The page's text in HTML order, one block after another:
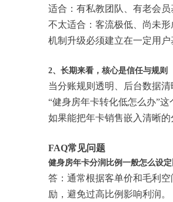
适合：有私教团队、有老会员
不太适合：客流极低、尚未形
机制升级必须建立在一定用户
2、长期来看，核心是信任与规则
当分账规则透明、后台数据
“健身房年卡转化低怎么办”
如果能把年卡销售嵌入清晰
FAQ常见问题
健身房年卡分润比例一般怎么设定
答：通常根据客单价和毛利
励，避免过高比例影响利润。